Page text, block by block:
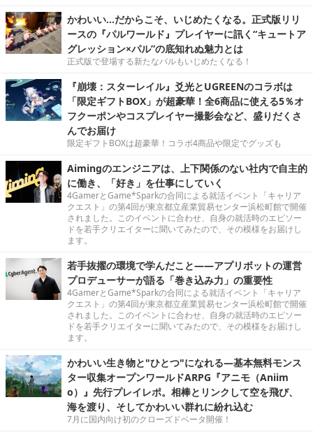
かわいい…だからこそ、いじめたくなる。正式版リリ
ースの『パルワールド』プレイヤーに訊く“キュートア
グレッション×パル”の底知れぬ魅力とは
正式版で登場する新たなパルもいじめたくなる！
『崩壊：スターレイル』爻光とUGREENのコラボは
「限定ギフトBOX」が超豪華！全6商品に使える5％オ
フクーポンやコスプレイヤー撮影会など、盛りだくさ
んでお届け
限定ギフトBOXは超豪華！コラボ4商品や限定でグッズも
Aimingのエンジニアは、上下関係のない社内で自主的
に働き、「好き」を仕事にしていく
4GamerとGame*Sparkの合同による就活イベント「キャリア
クエスト」の第4回が東京都立産業貿易センター浜松町館で開催
されました。このイベントに合わせ、自身の就活時のエピソー
ドを若手クリエイターに聞いてみたので、その模様をお届けし
ます。
若手抜擢の環境で学んだこと――アプリボットの運営
プロデューサーが語る「巻き込み力」の重要性
4GamerとGame*Sparkの合同による就活イベント「キャリア
クエスト」の第4回が東京都立産業貿易センター浜松町館で開催
されました。このイベントに合わせ、自身の就活時のエピソー
ドを若手クリエイターに聞いてみたので、その模様をお届けし
ます。
かわいい生き物と"ひとつ"になれる―基本無料モンス
ター収集オープンワールドARPG『アニモ（Aniim
o）』先行プレイレポ。相棒とリンクして空を飛び、
海を渡り、そしてかわいい群れに紛れ込む
7月に国内向け初のクローズドベータ開催！